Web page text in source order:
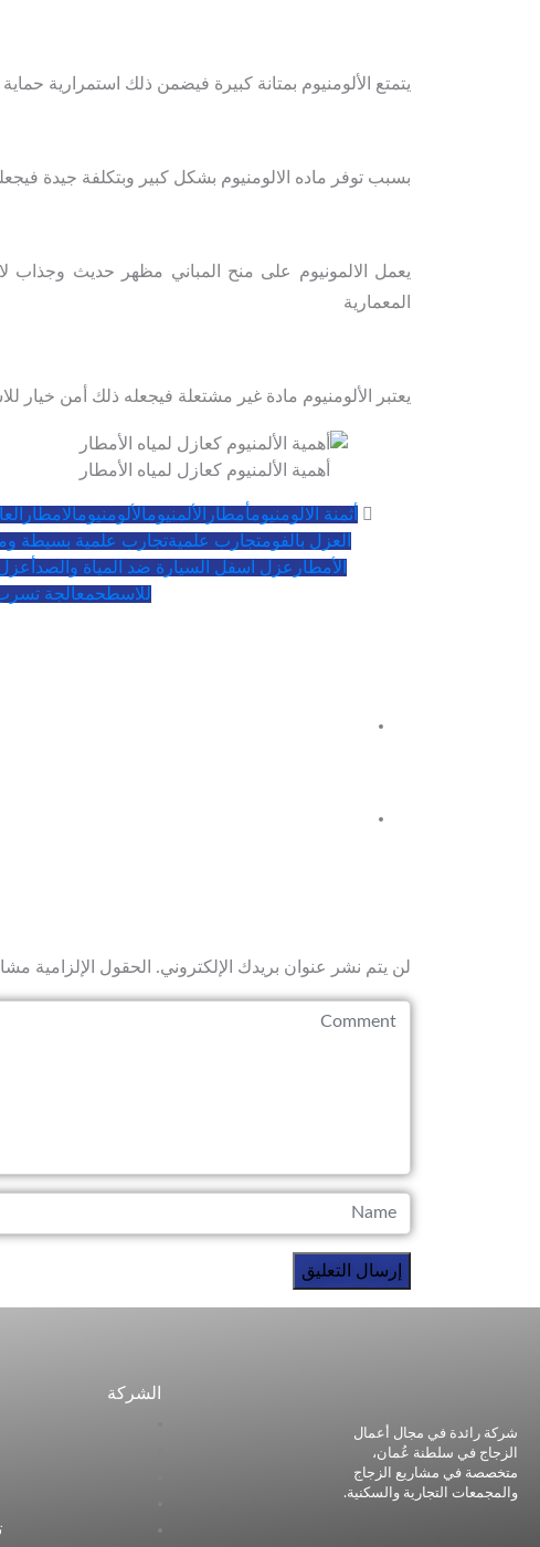
يتمتع الألومنيوم بمتانة كبيرة فيضمن ذلك استمرارية
بسبب توفر ماده الالومنيوم بشكل كبير وبتكلفة جيدة
يعمل الالمونيوم على منح المباني مظهر حديث وجذاب
المعمارية
يعتبر الألومنيوم مادة غير مشتعلة فيجعله ذلك أمن خيار
أهمية الألمنيوم كعازل لمياه الأمطار
أثمنة الالومنيومأمطار الألمنيومالألومنيومالامطار
العزل بالفومتجارب علميةتجارب علمية بسيطة
الأمطار عزل اسفل السيارة ضد المياة والصدأ عزل
للاسطحمعالجة تسرب
لن يتم نشر عنوان بريدك الإلكتروني. الحقول الإلزامية
شركة رائدة في مجال أعمال
الزجاج في سلطنة عُمان،
متخصصة في مشاريع الزجاج
والمجمعات التجارية والسكنية.
الشركة